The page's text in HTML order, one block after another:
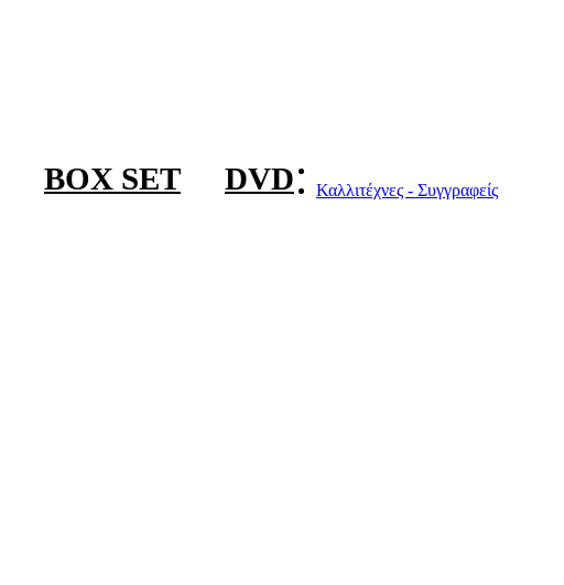
BOX SET
DVD
Καλλιτέχνες - Συγγραφείς